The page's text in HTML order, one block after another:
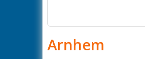
Arnhem